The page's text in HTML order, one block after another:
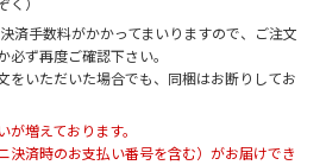
く）
済手数料がかかってまいりますので、ご注文
必ず再度ご確認下さい。
をいただいた場合でも、同梱はお断りしてお
増えております。
決済時のお支払い番号を含む）がお届けでき